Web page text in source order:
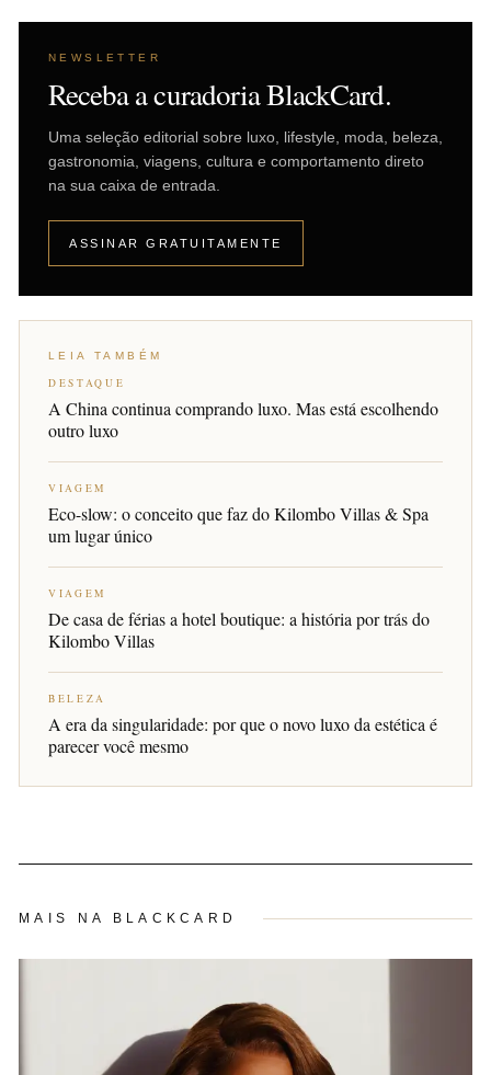
NEWSLETTER
Receba a curadoria BlackCard.
Uma seleção editorial sobre luxo, lifestyle, moda, beleza,
gastronomia, viagens, cultura e comportamento direto
na sua caixa de entrada.
ASSINAR GRATUITAMENTE
LEIA TAMBÉM
DESTAQUE
A China continua comprando luxo. Mas está escolhendo
outro luxo
VIAGEM
Eco-slow: o conceito que faz do Kilombo Villas & Spa
um lugar único
VIAGEM
De casa de férias a hotel boutique: a história por trás do
Kilombo Villas
BELEZA
A era da singularidade: por que o novo luxo da estética é
parecer você mesmo
MAIS NA BLACKCARD